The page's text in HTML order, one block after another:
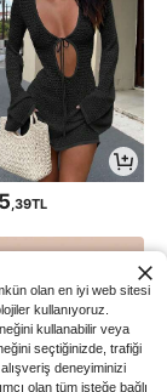
,39TL
olan en iyi web sitesi
kullanıyoruz.
kullanabilir veya
seçtiğinizde, trafiği
deneyiminizi
olan tüm isteğe bağlı